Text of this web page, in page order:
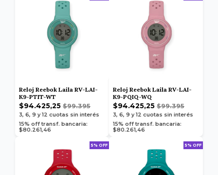
Reloj Reebok Laila RV-LAI-
K9-PTIT-WT
$94.425,25 $99.395
3, 6, 9 y 12 cuotas sin interés
15% off transf. bancaria:
$80.261,46
Reloj Reebok Laila RV-LAI-
K9-PQIQ-WQ
$94.425,25 $99.395
3, 6, 9 y 12 cuotas sin interés
15% off transf. bancaria:
$80.261,46
5% OFF 5% OFF